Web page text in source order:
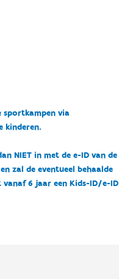
sportkampen via
kinderen.
NIET in met de e-ID van de
zal de eventueel behaalde
6 jaar een Kids-ID/e-ID